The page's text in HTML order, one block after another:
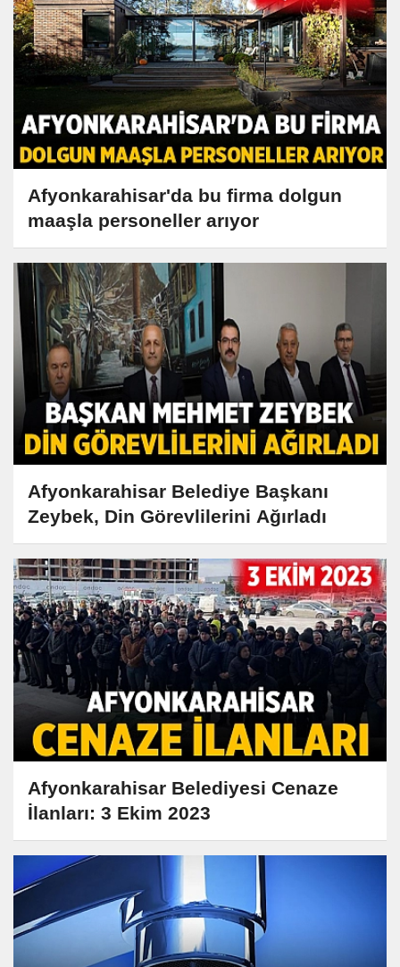
Afyonkarahisar'da bu firma dolgun
maaşla personeller arıyor
Afyonkarahisar Belediye Başkanı
Zeybek, Din Görevlilerini Ağırladı
Afyonkarahisar Belediyesi Cenaze
İlanları: 3 Ekim 2023